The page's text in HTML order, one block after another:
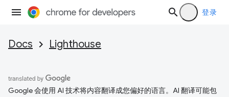
登录
Docs Lighthouse
Google 会使用 AI 技术将内容翻译成您偏好的语言。AI 翻译可能包